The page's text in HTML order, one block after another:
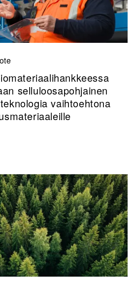
selluloosapohjainen
vaihtoehtona